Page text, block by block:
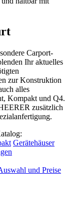
Carport-
Ihr aktuelles
zur Konstruktion
alles
Kompakt und Q4.
zusätzlich
Gerätehäuser
und Preise